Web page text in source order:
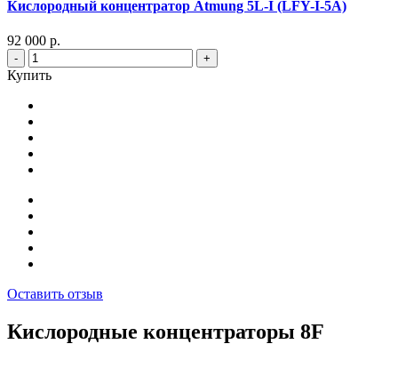
Кислородный концентратор Atmung 5L-I (LFY-I-5A)
92 000 р.
- +
Купить
Оставить отзыв
Кислородные концентраторы 8F